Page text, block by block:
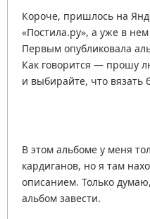
Короче, пришлось на
«Постила.ру», а уже в
Первым опубликовала
Как говорится — прошу
и выбирайте, что вязать
В этом альбоме у меня
кардиганов, но я там
описанием. Только
альбом завести.